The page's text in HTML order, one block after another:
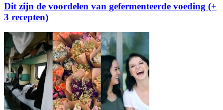
Dit zijn de voordelen van gefermenteerde voeding (+
3 recepten)